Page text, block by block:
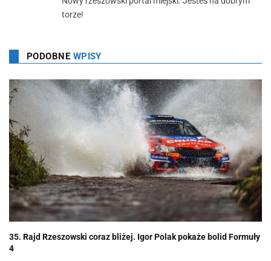
torze!
PODOBNE WPISY
35. Rajd Rzeszowski coraz bliżej. Igor Polak pokaże bolid Formuły
4